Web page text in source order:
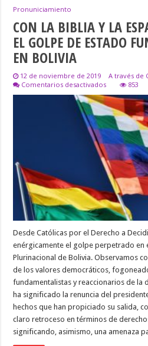
Pronuniciamiento
CON LA BIBLIA Y LA
EL GOLPE DE ESTADO
EN BOLIVIA
12 de noviembre de 2019 A través de
Comentarios desactivadosen
LA
BIBLIA
Y
LA
ESPADA
SE
CONSUMÒ
EL
GOLPE
DE
ESTADO
EN
BOLIVIA
853
Desde Católicas por el Derecho a
enérgicamente el golpe perpetrado en
Plurinacional de Bolivia. Observamos
de los valores democráticos,
fundamentalistas y reaccionarios de la
ha significado la renuncia del
hechos que han propiciado su salida,
claro retroceso en términos de
significando, asimismo, una amenaza